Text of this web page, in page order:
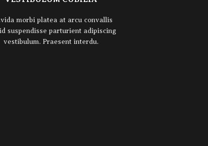
morbi platea at arcu convallis
suspendisse parturient adipiscing
vestibulum. Praesent interdu.